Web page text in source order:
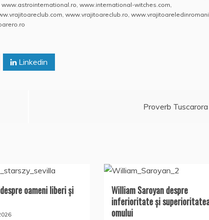
o
M
ai
aj
a
z
www.astrointernational.ro www.international-witches.com
www.vrajitoareclub.ro
Linkedin
Proverb Tuscarora
oameni liberi şi
William Saroyan despre
inferioritate şi
omului